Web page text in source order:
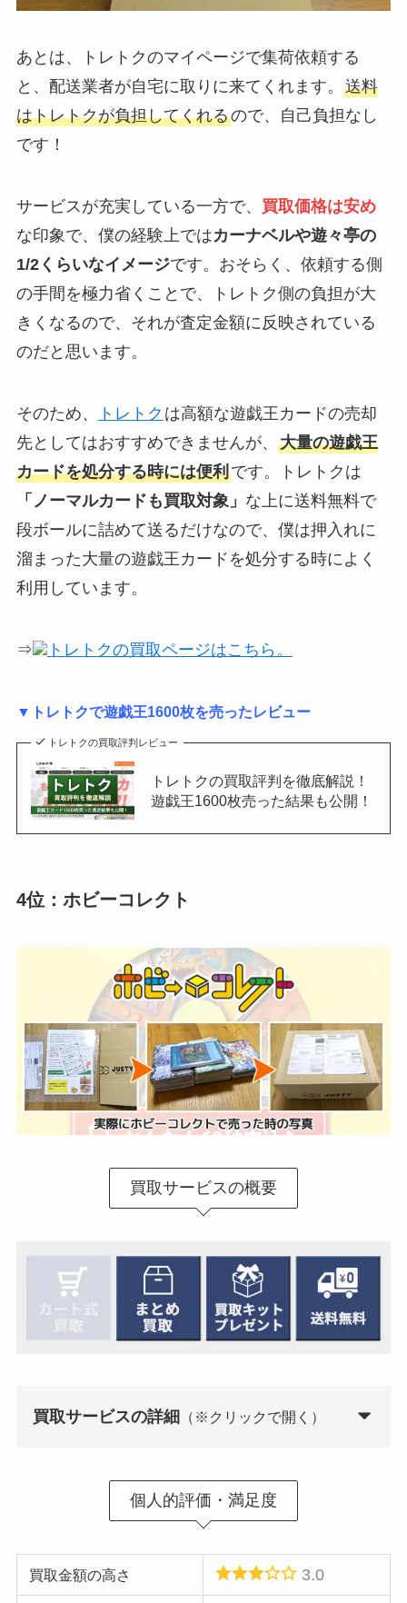
あとは、トレトクのマイページで集荷依頼する
と、配送業者が自宅に取りに来てくれます。 送料
はトレトクが負担してくれるので、自己負担なし
です！
サービスが充実している一方で、 買取価格は安め
な印象で、僕の経験上ではカーナベルや遊々亭の
1/2くらいなイメージです。おそらく、依頼する側
の手間を極力省くことで、トレトク側の負担が大
きくなるので、それが査定金額に反映されている
のだと思います。
そのため、 トレトク は高額な遊戯王カードの売却
先としてはおすすめできませんが、 大量の遊戯王
カードを処分する時には便利です。トレトクは
「ノーマルカードも買取対象」 な上に送料無料で
段ボールに詰めて送るだけなので、僕は押入れに
溜まった大量の遊戯王カードを処分する時によく
利用しています。
⇒ トレトクの買取ページはこちら。
▼トレトクで遊戯王1600枚を売ったレビュー
トレトクの買取評判レビュー
トレトクの買取評判を徹底解説！
遊戯王1600枚売った結果も公開！
4位：ホビーコレクト
買取サービスの概要
買取サービスの詳細 （※クリックで開く）
買取キットの送付 あり
送料 無料
査定期間 1週間前後
個人的評価・満足度
買取金額の高さ 3.0